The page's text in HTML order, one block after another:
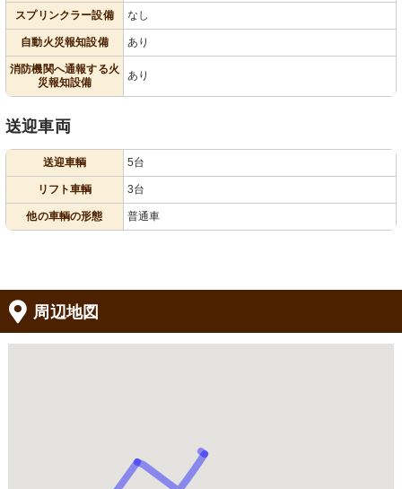
スプリンクラー設備 なし
自動火災報知設備 あり
消防機関へ通報する火
災報知設備
あり
送迎車両
送迎車輌 5台
リフト車輌 3台
他の車輌の形態 普通車
周辺地図